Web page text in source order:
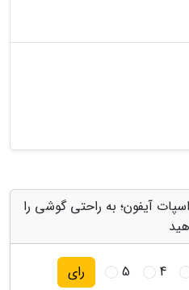
آیفون؛ به راحتی گوشی را
4
5 رای